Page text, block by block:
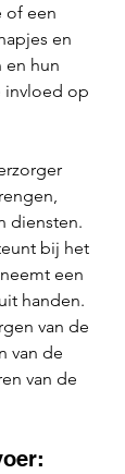
of een
en
en hun
invloed op
diensten.
bij het
een
handen.
van de
van de
van de